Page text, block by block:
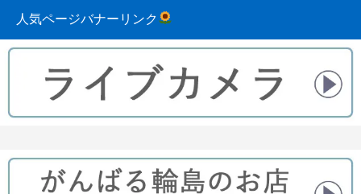
2023.08.31
人気ページバナーリンク